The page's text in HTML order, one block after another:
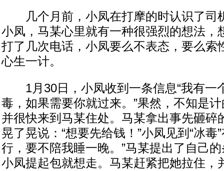
几个月前，小凤在打摩的时认识了司
小凤，马某心里就有一种很强烈的想法，
打了几次电话，小凤要么不表态，要么索
心生一计。
1月30日，小凤收到一条信息“我有一
毒，如果需要你就过来。”果然，不知是
并很快来到马某住处。马某拿出事先砸碎
晃了晃说：“想要先给钱！”小凤见到“冰毒
行，要不陪我睡一晚。”马某提出了自己
小凤提起包就想走。马某赶紧把她拉住，